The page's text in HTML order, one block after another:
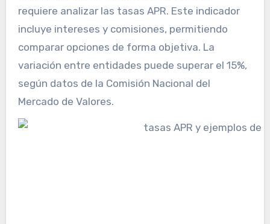
requiere analizar las tasas APR. Este indicador
incluye intereses y comisiones, permitiendo
comparar opciones de forma objetiva. La
variación entre entidades puede superar el 15%,
según datos de la Comisión Nacional del
Mercado de Valores.